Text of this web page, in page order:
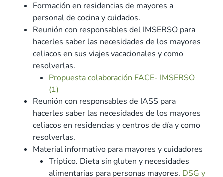
Formación en residencias de mayores a
personal de cocina y cuidados.
Reunión con responsables del IMSERSO para
hacerles saber las necesidades de los mayores
celiacos en sus viajes vacacionales y como
resolverlas.
Propuesta colaboración FACE- IMSERSO
(1)
Reunión con responsables de IASS para
hacerles saber las necesidades de los mayores
celiacos en residencias y centros de día y como
resolverlas.
Material informativo para mayores y cuidadores
Tríptico. Dieta sin gluten y necesidades
alimentarias para personas mayores. DSG y